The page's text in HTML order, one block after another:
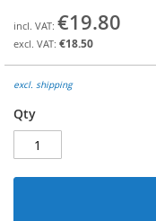
beginning
of
the
images
€19.80
€18.50
excl. shipping
Qty